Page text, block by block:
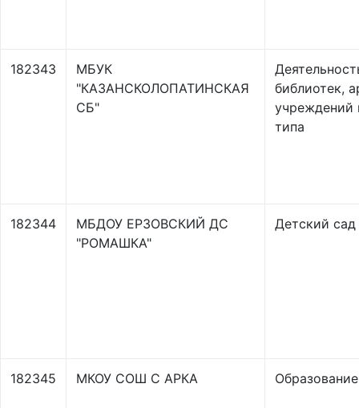
182343
МБУК
"КАЗАНСКОЛОПАТИНСКАЯ
СБ"
библиотек,
учреждений
типа
182344
МБДОУ ЕРЗОВСКИЙ ДС
"РОМАШКА"
Детский сад
182345 МКОУ СОШ С АРКА Образование